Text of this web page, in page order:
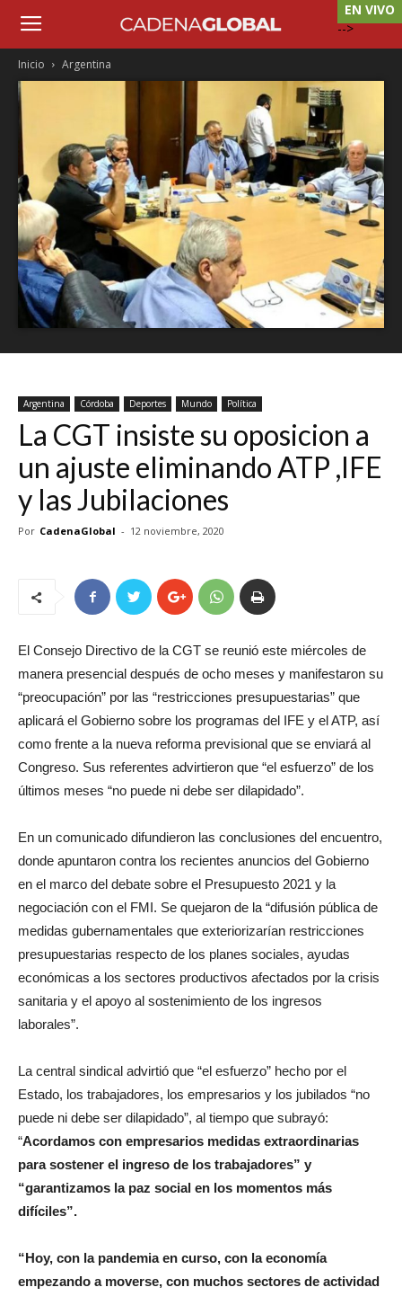
EN VIVO
-->
Inicio Argentina
Argentina Córdoba Deportes Mundo Política
La CGT insiste su oposicion a
un ajuste eliminando ATP ,IFE
y las Jubilaciones
Por CadenaGlobal - 12 noviembre, 2020
El Consejo Directivo de la CGT se reunió este miércoles de
manera presencial después de ocho meses y manifestaron su
“preocupación” por las “restricciones presupuestarias” que
aplicará el Gobierno sobre los programas del IFE y el ATP, así
como frente a la nueva reforma previsional que se enviará al
Congreso. Sus referentes advirtieron que “el esfuerzo” de los
últimos meses “no puede ni debe ser dilapidado”.
En un comunicado difundieron las conclusiones del encuentro,
donde apuntaron contra los recientes anuncios del Gobierno
en el marco del debate sobre el Presupuesto 2021 y la
negociación con el FMI. Se quejaron de la “difusión pública de
medidas gubernamentales que exteriorizarían restricciones
presupuestarias respecto de los planes sociales, ayudas
económicas a los sectores productivos afectados por la crisis
sanitaria y el apoyo al sostenimiento de los ingresos
laborales”.
La central sindical advirtió que “el esfuerzo” hecho por el
Estado, los trabajadores, los empresarios y los jubilados “no
puede ni debe ser dilapidado”, al tiempo que subrayó:
“Acordamos con empresarios medidas extraordinarias
para sostener el ingreso de los trabajadores” y
“garantizamos la paz social en los momentos más
difíciles”.
“Hoy, con la pandemia en curso, con la economía
empezando a moverse, con muchos sectores de actividad